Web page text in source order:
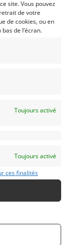
site. Vous pouvez
de votre
de cookies, ou en
de l’écran.
Toujours activé
Toujours activé
ces finalités
1 981 vues